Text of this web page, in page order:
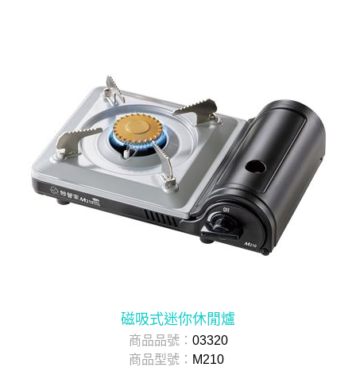
磁吸式迷你休閒爐
商品品號： 03320
商品型號： M210